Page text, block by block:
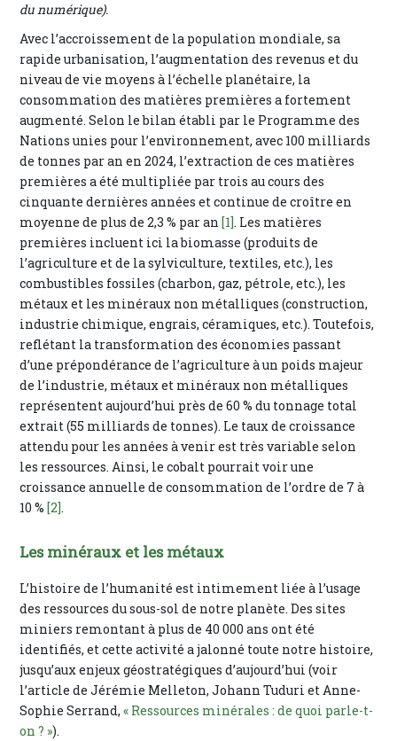
du numérique).
Avec l’accroissement de la population mondiale, sa
rapide urbanisation, l’augmentation des revenus et du
niveau de vie moyens à l’échelle planétaire, la
consommation des matières premières a fortement
augmenté. Selon le bilan établi par le Programme des
Nations unies pour l’environnement, avec 100 milliards
de tonnes par an en 2024, l’extraction de ces matières
premières a été multipliée par trois au cours des
cinquante dernières années et continue de croître en
moyenne de plus de 2,3 % par an[1]. Les matières
premières incluent ici la biomasse (produits de
l’agriculture et de la sylviculture, textiles, etc.), les
combustibles fossiles (charbon, gaz, pétrole, etc.), les
métaux et les minéraux non métalliques (construction,
industrie chimique, engrais, céramiques, etc.). Toutefois,
reflétant la transformation des économies passant
d’une prépondérance de l’agriculture à un poids majeur
de l’industrie, métaux et minéraux non métalliques
représentent aujourd’hui près de 60 % du tonnage total
extrait (55 milliards de tonnes). Le taux de croissance
attendu pour les années à venir est très variable selon
les ressources. Ainsi, le cobalt pourrait voir une
croissance annuelle de consommation de l’ordre de 7 à
10 %[2].
Les minéraux et les métaux
L’histoire de l’humanité est intimement liée à l’usage
des ressources du sous-sol de notre planète. Des sites
miniers remontant à plus de 40 000 ans ont été
identifiés, et cette activité a jalonné toute notre histoire,
jusqu’aux enjeux géostratégiques d’aujourd’hui (voir
l’article de Jérémie Melleton, Johann Tuduri et Anne-
Sophie Serrand,« Ressources minérales : de quoi parle-t-
on ? »).